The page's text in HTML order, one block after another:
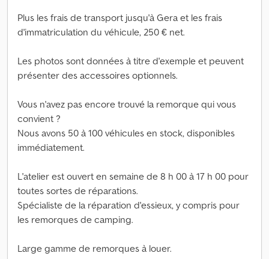
Plus les frais de transport jusqu'à Gera et les frais
d'immatriculation du véhicule, 250 € net.
Les photos sont données à titre d'exemple et peuvent
présenter des accessoires optionnels.
Vous n'avez pas encore trouvé la remorque qui vous
convient ?
Nous avons 50 à 100 véhicules en stock, disponibles
immédiatement.
L'atelier est ouvert en semaine de 8 h 00 à 17 h 00 pour
toutes sortes de réparations.
Spécialiste de la réparation d'essieux, y compris pour
les remorques de camping.
Large gamme de remorques à louer.